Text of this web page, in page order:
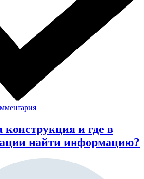
конструкция и где в
найти информацию?